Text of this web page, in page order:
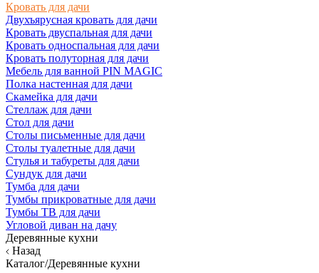
Кровать для дачи
Двухъярусная кровать для дачи
Кровать двуспальная для дачи
Кровать односпальная для дачи
Кровать полуторная для дачи
Мебель для ванной PIN MAGIC
Полка настенная для дачи
Скамейка для дачи
Стеллаж для дачи
Стол для дачи
Столы письменные для дачи
Столы туалетные для дачи
Стулья и табуреты для дачи
Сундук для дачи
Тумба для дачи
Тумбы прикроватные для дачи
Тумбы ТВ для дачи
Угловой диван на дачу
Деревянные кухни
Назад
Каталог/Деревянные кухни